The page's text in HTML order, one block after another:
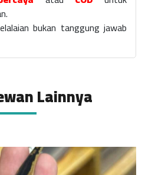
bukan tanggung jawab
Lainnya